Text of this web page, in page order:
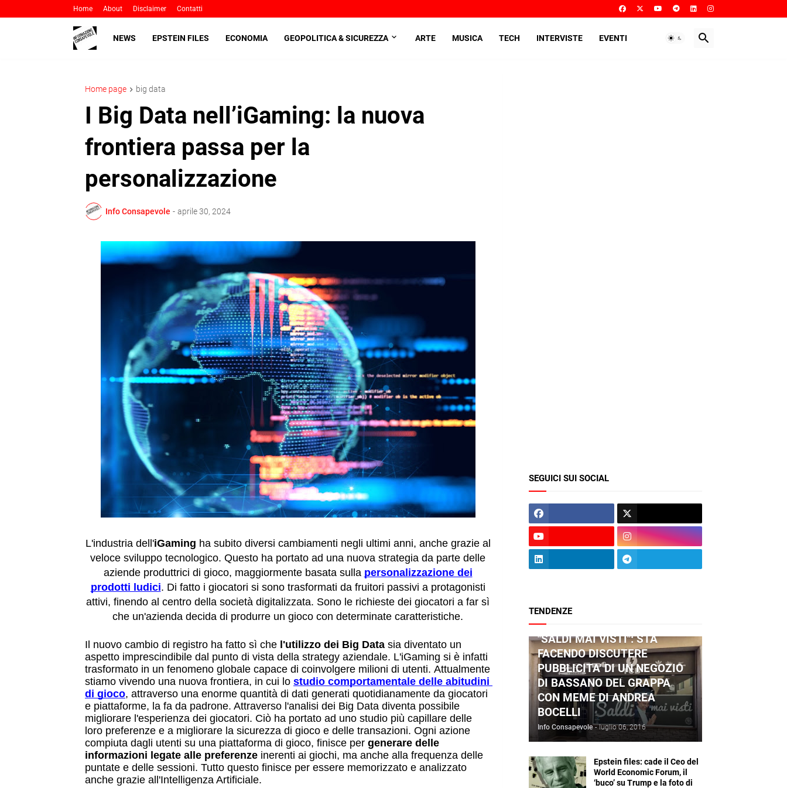
Home About Disclaimer Contatti
NEWS EPSTEIN FILES ECONOMIA GEOPOLITICA & SICUREZZA ARTE MUSICA TECH INTERVISTE EVENTI
Home page big data
I Big Data nell’iGaming: la nuova
frontiera passa per la
personalizzazione
Info Consapevole - aprile 30, 2024
L'industria dell'iGaming ha subito diversi cambiamenti negli ultimi anni, anche grazie al
veloce sviluppo tecnologico. Questo ha portato ad una nuova strategia da parte delle
aziende produttrici di gioco, maggiormente basata sulla personalizzazione dei
prodotti ludici. Di fatto i giocatori si sono trasformati da fruitori passivi a protagonisti
attivi, finendo al centro della società digitalizzata. Sono le richieste dei giocatori a far sì
che un'azienda decida di produrre un gioco con determinate caratteristiche.
Il nuovo cambio di registro ha fatto sì che l'utilizzo dei Big Data sia diventato un
aspetto imprescindibile dal punto di vista della strategy aziendale. L'iGaming si è infatti
trasformato in un fenomeno globale capace di coinvolgere milioni di utenti. Attualmente
stiamo vivendo una nuova frontiera, in cui lo studio comportamentale delle abitudini
di gioco, attraverso una enorme quantità di dati generati quotidianamente da giocatori
e piattaforme, la fa da padrone. Attraverso l'analisi dei Big Data diventa possibile
migliorare l'esperienza dei giocatori. Ciò ha portato ad uno studio più capillare delle
loro preferenze e a migliorare la sicurezza di gioco e delle transazioni. Ogni azione
compiuta dagli utenti su una piattaforma di gioco, finisce per generare delle
informazioni legate alle preferenze inerenti ai giochi, ma anche alla frequenza delle
puntate e delle sessioni. Tutto questo finisce per essere memorizzato e analizzato
anche grazie all'Intelligenza Artificiale.
SEGUICI SUI SOCIAL
TENDENZE
"SALDI MAI VISTI": STA
FACENDO DISCUTERE
PUBBLICITA' DI UN NEGOZIO
DI BASSANO DEL GRAPPA
CON MEME DI ANDREA
BOCELLI
Info Consapevole - luglio 06, 2016
Epstein files: cade il Ceo del
World Economic Forum, il
‘buco’ su Trump e la foto di